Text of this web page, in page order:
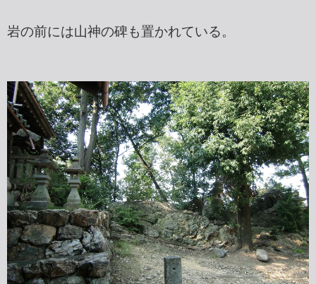
岩の前には山神の碑も置かれている。